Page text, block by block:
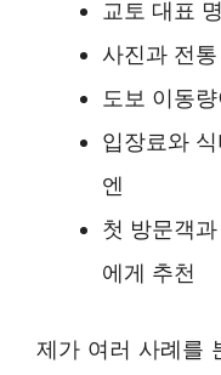
교토 대표
사진과 전
도보 이동
입장료와
엔
첫 방문객
에게 추천
제가 여러 사례를